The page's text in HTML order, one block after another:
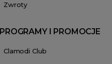
Zwroty
PROGRAMY I PROMOCJE
Clamodi Club